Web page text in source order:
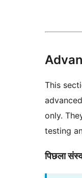
This
only.
testing
पिछला